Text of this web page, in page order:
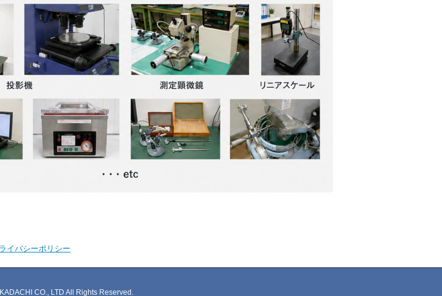
イバシーポリシー
CO., LTD All Rights Reserved.